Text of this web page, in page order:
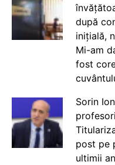
după
inițială,
Mi-am
fost
Sorin
post pe
ultimii